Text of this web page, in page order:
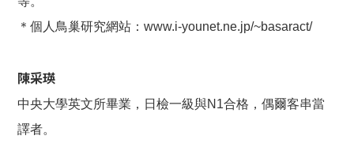
＊個人鳥巢研究網站：www.i-younet.ne.jp/~basaract/
陳采瑛
中央大學英文所畢業，日檢一級與N1合格，偶爾客串當
譯者。